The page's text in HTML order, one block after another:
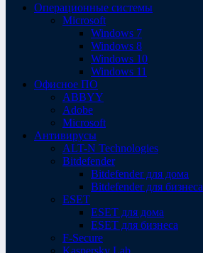
Операционные системы
Microsoft
Windows 7
Windows 8
Windows 10
Windows 11
Офисное ПО
ABBYY
Adobe
Microsoft
Антивирусы
ALT-N Technologies
Bitdefender
Bitdefender для дома
Bitdefender для бизнеса
ESET
ESET для дома
ESET для бизнеса
F-Secure
Kaspersky Lab